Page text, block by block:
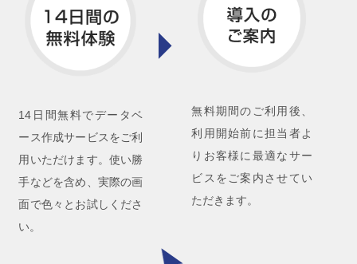
14日間無料でデータベ
ース作成サービスをご利
用いただけます。使い勝
手などを含め、実際の画
面で色々とお試しくださ
い。
無料期間のご利用後、
利用開始前に担当者よ
りお客様に最適なサー
ビスをご案内させてい
ただきます。